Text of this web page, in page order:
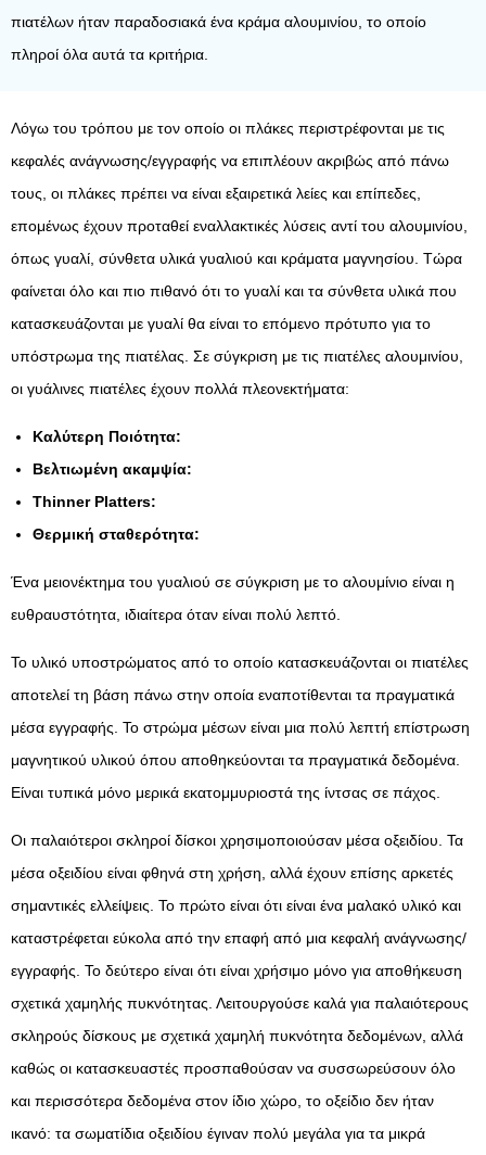
πιατέλων ήταν παραδοσιακά ένα κράμα αλουμινίου, το οποίο
πληροί όλα αυτά τα κριτήρια.
Λόγω του τρόπου με τον οποίο οι πλάκες περιστρέφονται με τις
κεφαλές ανάγνωσης/εγγραφής να επιπλέουν ακριβώς από πάνω
τους, οι πλάκες πρέπει να είναι εξαιρετικά λείες και επίπεδες,
επομένως έχουν προταθεί εναλλακτικές λύσεις αντί του αλουμινίου,
όπως γυαλί, σύνθετα υλικά γυαλιού και κράματα μαγνησίου. Τώρα
φαίνεται όλο και πιο πιθανό ότι το γυαλί και τα σύνθετα υλικά που
κατασκευάζονται με γυαλί θα είναι το επόμενο πρότυπο για το
υπόστρωμα της πιατέλας. Σε σύγκριση με τις πιατέλες αλουμινίου,
οι γυάλινες πιατέλες έχουν πολλά πλεονεκτήματα:
Καλύτερη Ποιότητα:
Βελτιωμένη ακαμψία:
Thinner Platters:
Θερμική σταθερότητα:
Ένα μειονέκτημα του γυαλιού σε σύγκριση με το αλουμίνιο είναι η
ευθραυστότητα, ιδιαίτερα όταν είναι πολύ λεπτό.
Το υλικό υποστρώματος από το οποίο κατασκευάζονται οι πιατέλες
αποτελεί τη βάση πάνω στην οποία εναποτίθενται τα πραγματικά
μέσα εγγραφής. Το στρώμα μέσων είναι μια πολύ λεπτή επίστρωση
μαγνητικού υλικού όπου αποθηκεύονται τα πραγματικά δεδομένα.
Είναι τυπικά μόνο μερικά εκατομμυριοστά της ίντσας σε πάχος.
Οι παλαιότεροι σκληροί δίσκοι χρησιμοποιούσαν μέσα οξειδίου. Τα
μέσα οξειδίου είναι φθηνά στη χρήση, αλλά έχουν επίσης αρκετές
σημαντικές ελλείψεις. Το πρώτο είναι ότι είναι ένα μαλακό υλικό και
καταστρέφεται εύκολα από την επαφή από μια κεφαλή ανάγνωσης/
εγγραφής. Το δεύτερο είναι ότι είναι χρήσιμο μόνο για αποθήκευση
σχετικά χαμηλής πυκνότητας. Λειτουργούσε καλά για παλαιότερους
σκληρούς δίσκους με σχετικά χαμηλή πυκνότητα δεδομένων, αλλά
καθώς οι κατασκευαστές προσπαθούσαν να συσσωρεύσουν όλο
και περισσότερα δεδομένα στον ίδιο χώρο, το οξείδιο δεν ήταν
ικανό: τα σωματίδια οξειδίου έγιναν πολύ μεγάλα για τα μικρά